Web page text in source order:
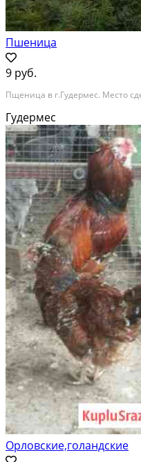
Пшеница
9 руб.
Пщеница в г.Гудермес. Место
Гудермес
Орловские,голандские